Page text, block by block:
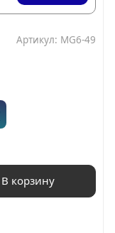
Артикул: MG6-49
В корзину